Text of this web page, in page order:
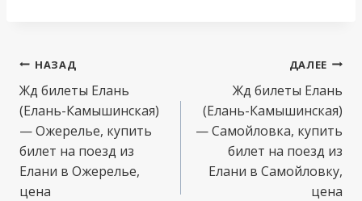
Навигация
по
записям
НАЗАД
Жд билеты Елань
(Елань-Камышинская)
— Ожерелье, купить
билет на поезд из
Елани в Ожерелье,
цена
ДАЛЕЕ
Жд билеты Елань
(Елань-Камышинская)
— Самойловка, купить
билет на поезд из
Елани в Самойловку,
цена